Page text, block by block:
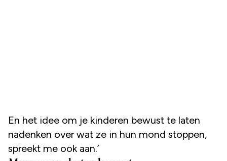
En het idee om je kinderen bewust te laten
nadenken over wat ze in hun mond stoppen,
spreekt me ook aan.’